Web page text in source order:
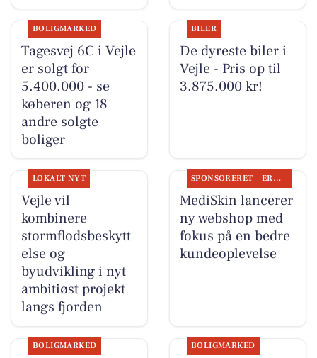
BOLIGMARKED
Tagesvej 6C i Vejle
er solgt for
5.400.000 - se
køberen og 18
andre solgte
boliger
BILER
De dyreste biler i
Vejle - Pris op til
3.875.000 kr!
LOKALT NYT
Vejle vil
kombinere
stormflodsbeskytt
else og
byudvikling i nyt
ambitiøst projekt
langs fjorden
SPONSORERET ERHVERV
MediSkin lancerer
ny webshop med
fokus på en bedre
kundeoplevelse
BOLIGMARKED BOLIGMARKED